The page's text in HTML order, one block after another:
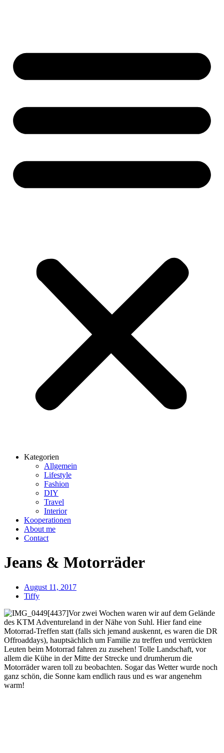
Kategorien
Allgemein
Lifestyle
Fashion
DIY
Travel
Interior
Kooperationen
About me
Contact
Jeans & Motorräder
August 11, 2017
Tiffy
Vor zwei Wochen waren wir auf dem Gelände
des KTM Adventureland in der Nähe von Suhl. Hier fand eine
Motorrad-Treffen statt (falls sich jemand auskennt, es waren die DR
Offroaddays), hauptsächlich um Familie zu treffen und verrückten
Leuten beim Motorrad fahren zu zusehen! Tolle Landschaft, vor
allem die Kühe in der Mitte der Strecke und drumherum die
Motorräder waren toll zu beobachten. Sogar das Wetter wurde noch
ganz schön, die Sonne kam endlich raus und es war angenehm
warm!